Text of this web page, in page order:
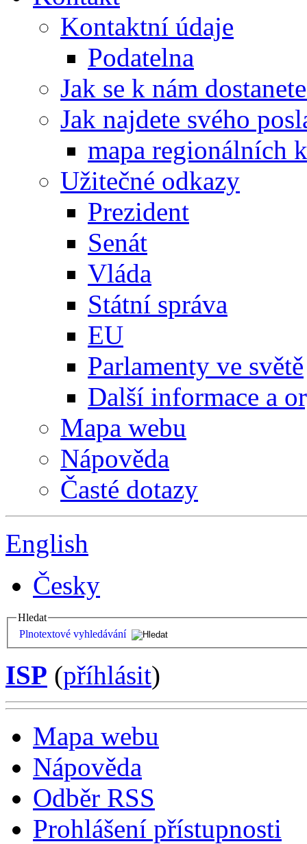
Kontaktní údaje
Podatelna
Jak se k nám
Jak najdete svého
mapa regionálních
Užitečné odkazy
Prezident
Senát
Vláda
Státní správa
EU
Parlamenty ve světě
Další informace a
Mapa webu
Nápověda
Časté dotazy
English
Česky
Hledat
Plnotextové vyhledávání
ISP (příhlásit)
Mapa webu
Nápověda
Odběr RSS
Prohlášení přístupnosti